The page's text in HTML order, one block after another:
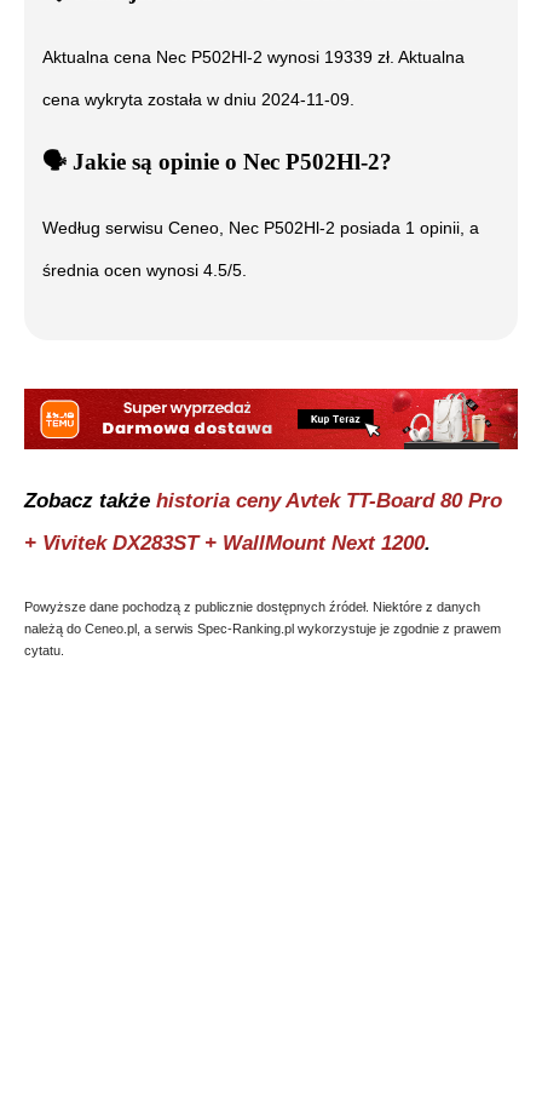
Aktualna cena Nec P502Hl-2 wynosi 19339 zł. Aktualna
cena wykryta została w dniu 2024-11-09
🗣️ ️ Jakie są opinie o Nec P502Hl-2?
Według serwisu Ceneo, Nec P502Hl-2 posiada 1 opinii, a
średnia ocen wynosi 4.5/5.
Zobacz także historia cenyAvtek TT-Board 80 Pro
+ Vivitek DX283ST + WallMount Next 1200.
Powyższe dane pochodzą z publicznie dostępnych źródeł. Niektóre z danych
należą do Ceneo.pl, a serwis Spec-Ranking.pl wykorzystuje je zgodnie z prawem
cytatu.